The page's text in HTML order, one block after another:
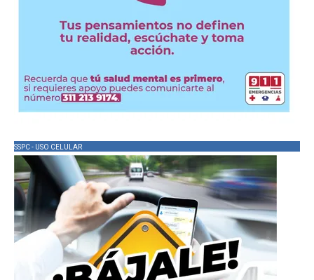
SSPC - USO CELULAR